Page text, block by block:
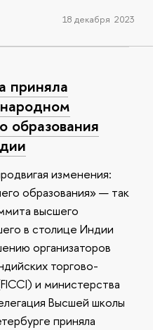
18 декабря 2023
приняла
образования
изменения:
образования» — так
высшего
в столице Индии
организаторов
торгово-
и министерства
Высшей школы
приняла